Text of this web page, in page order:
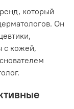
который
Он
с кожей,